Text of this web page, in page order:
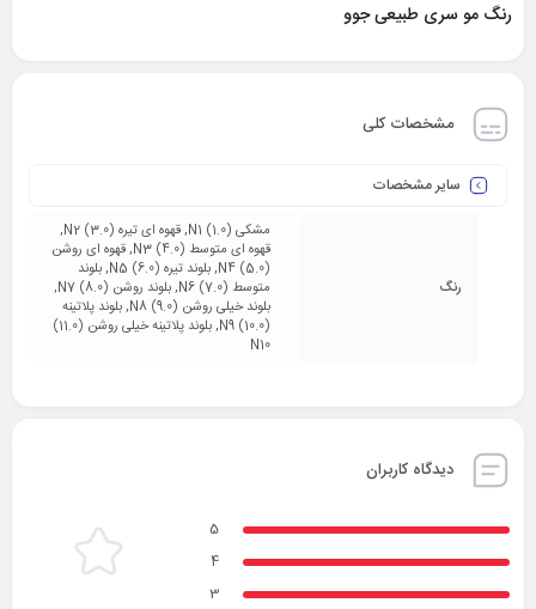
رنگ مو سری طبیعی جوو
مشخصات کلی
سایر مشخصات
رنگ
مشکی (1.0) N1, قهوه ای تیره (3.0) N2,
قهوه ای متوسط (4.0) N3, قهوه ای روشن
(5.0) N4, بلوند تیره (6.0) N5, بلوند
متوسط (7.0) N6, بلوند روشن (8.0) N7,
بلوند خیلی روشن (9.0) N8, بلوند پلاتینه
(10.0) N9, بلوند پلاتینه خیلی روشن (11.0)
N10
دیدگاه کاربران
5
4
3